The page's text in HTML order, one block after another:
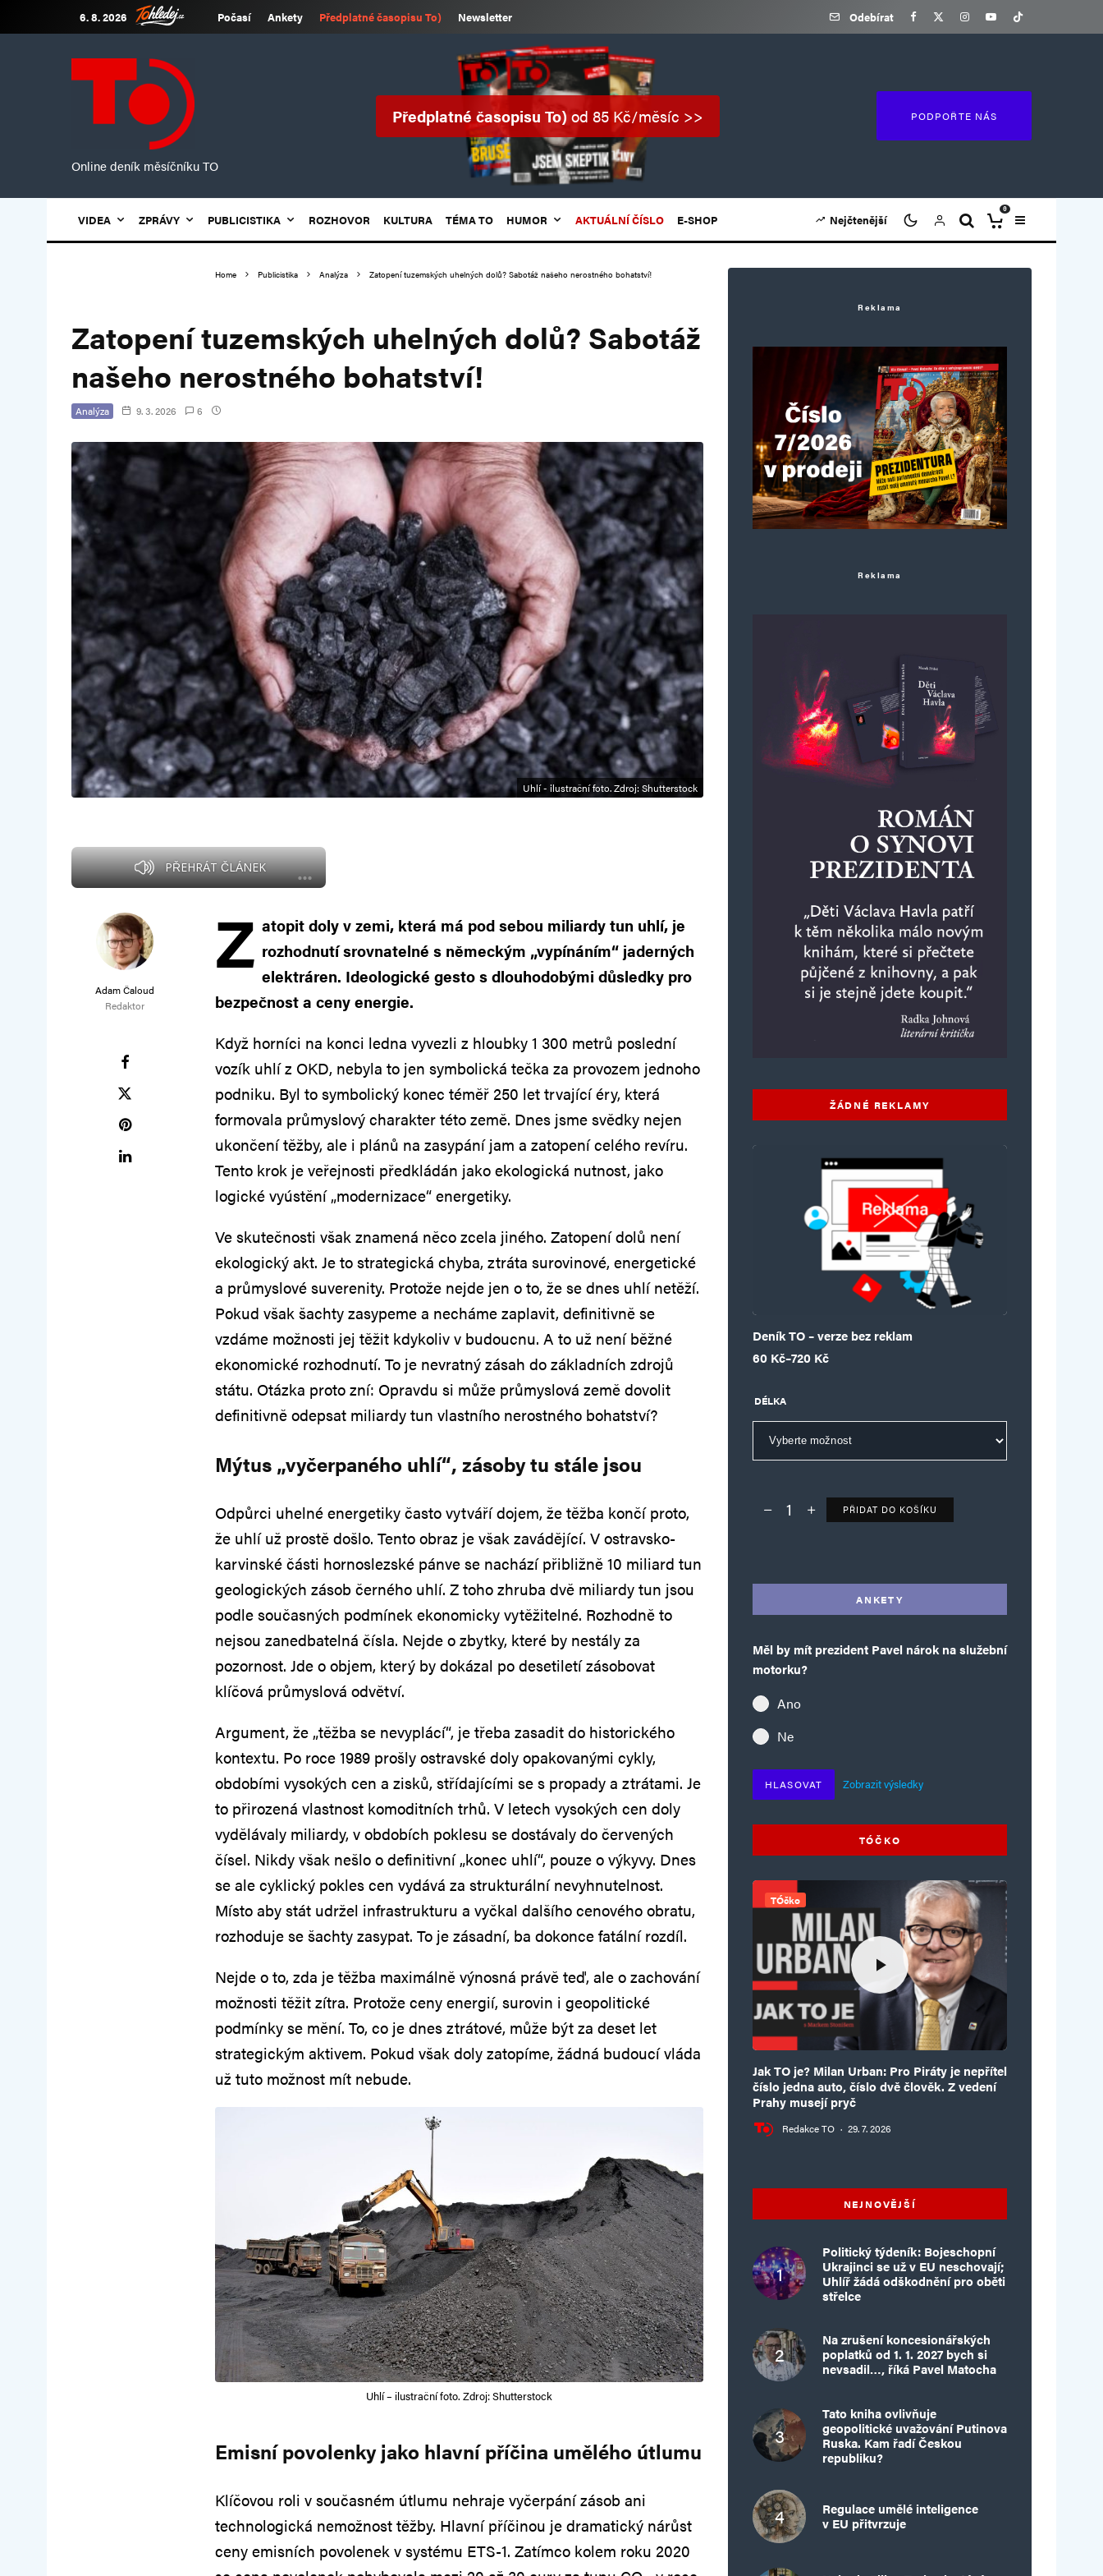
6. 8. 2026 Počasí Ankety Předplatné časopisu To) Newsletter Odebírat
Online deník měsíčníku TO
Předplatné časopisu To)od 85 Kč/měsíc >> PODPOŘTE NÁS
VIDEA ZPRÁVY PUBLICISTIKA ROZHOVOR KULTURA TÉMA TO HUMOR AKTUÁLNÍ ČÍSLO E-SHOP Nejčtenější
0
Home Publicistika Analýza Zatopení tuzemských uhelných dolů? Sabotáž našeho nerostného bohatství!
Zatopení tuzemských uhelných dolů? Sabotáž
našeho nerostného bohatství!
Analýza 9. 3. 2026 6
Uhlí - ilustrační foto. Zdroj: Shutterstock
PŘEHRÁT ČLÁNEK
Adam Čaloud
Redaktor
Z atopit doly v zemi, která má pod sebou miliardy tun uhlí, je
rozhodnutí srovnatelné s německým „vypínáním“ jaderných
elektráren. Ideologické gesto s dlouhodobými důsledky pro
bezpečnost a ceny energie.
Když horníci na konci ledna vyvezli z hloubky 1 300 metrů poslední
vozík uhlí z OKD, nebyla to jen symbolická tečka za provozem jednoho
podniku. Byl to symbolický konec téměř 250 let trvající éry, která
formovala průmyslový charakter této země. Dnes jsme svědky nejen
ukončení těžby, ale i plánů na zasypání jam a zatopení celého revíru.
Tento krok je veřejnosti předkládán jako ekologická nutnost, jako
logické vyústění „modernizace“ energetiky.
Ve skutečnosti však znamená něco zcela jiného. Zatopení dolů není
ekologický akt. Je to strategická chyba, ztráta surovinové, energetické
a průmyslové suverenity. Protože nejde jen o to, že se dnes uhlí netěží.
Pokud však šachty zasypeme a necháme zaplavit, definitivně se
vzdáme možnosti jej těžit kdykoliv v budoucnu. A to už není běžné
ekonomické rozhodnutí. To je nevratný zásah do základních zdrojů
státu. Otázka proto zní: Opravdu si může průmyslová země dovolit
definitivně odepsat miliardy tun vlastního nerostného bohatství?
Mýtus „vyčerpaného uhlí“, zásoby tu stále jsou
Odpůrci uhelné energetiky často vytváří dojem, že těžba končí proto,
že uhlí už prostě došlo. Tento obraz je však zavádějící. V ostravsko-
karvinské části hornoslezské pánve se nachází přibližně 10 miliard tun
geologických zásob černého uhlí. Z toho zhruba dvě miliardy tun jsou
podle současných podmínek ekonomicky vytěžitelné. Rozhodně to
nejsou zanedbatelná čísla. Nejde o zbytky, které by nestály za
pozornost. Jde o objem, který by dokázal po desetiletí zásobovat
klíčová průmyslová odvětví.
Argument, že „těžba se nevyplácí“, je třeba zasadit do historického
kontextu. Po roce 1989 prošly ostravské doly opakovanými cykly,
obdobími vysokých cen a zisků, střídajícími se s propady a ztrátami. Je
to přirozená vlastnost komoditních trhů. V letech vysokých cen doly
vydělávaly miliardy, v obdobích poklesu se dostávaly do červených
čísel. Nikdy však nešlo o definitivní „konec uhlí“, pouze o výkyvy. Dnes
se ale cyklický pokles cen vydává za strukturální nevyhnutelnost.
Místo aby stát udržel infrastrukturu a vyčkal dalšího cenového obratu,
rozhoduje se šachty zasypat. To je zásadní, ba dokonce fatální rozdíl.
Nejde o to, zda je těžba maximálně výnosná právě teď, ale o zachování
možnosti těžit zítra. Protože ceny energií, surovin i geopolitické
podmínky se mění. To, co je dnes ztrátové, může být za deset let
strategickým aktivem. Pokud však doly zatopíme, žádná budoucí vláda
už tuto možnost mít nebude.
Uhlí – ilustrační foto. Zdroj: Shutterstock
Emisní povolenky jako hlavní příčina umělého útlumu
Klíčovou roli v současném útlumu nehraje vyčerpání zásob ani
technologická nemožnost těžby. Hlavní příčinou je dramatický nárůst
ceny emisních povolenek v systému ETS-1. Zatímco kolem roku 2020
Reklama
Reklama
ŽÁDNÉ REKLAMY
Deník TO – verze bez reklam
60 Kč–720 Kč
Rozpětí cen: 60 Kč až 720 Kč
DÉLKA
Deník TO – verze bez reklam množství
PŘIDAT DO KOŠÍKU
ANKETY
Měl by mít prezident Pavel nárok na služební
motorku?
Ano
Ne
HLASOVAT Zobrazit výsledky
TÓČKO
TÓčko
Jak TO je? Milan Urban: Pro Piráty je nepřítel
číslo jedna auto, číslo dvě člověk. Z vedení
Prahy musejí pryč
Redakce TO · 29. 7. 2026
NEJNOVĚJŠÍ
Politický týdeník: Bojeschopní
Ukrajinci se už v EU neschovají;
Uhlíř žádá odškodnění pro oběti
střelce
Na zrušení koncesionářských
poplatků od 1. 1. 2027 bych si
nevsadil…, říká Pavel Matocha
Tato kniha ovlivňuje
geopolitické uvažování Putinova
Ruska. Kam řadí Českou
republiku?
Regulace umělé inteligence
v EU přitvrzuje